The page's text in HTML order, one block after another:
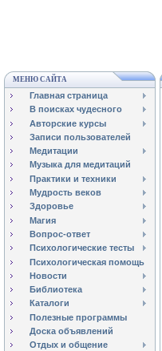
МЕНЮ САЙТА
Главная страница
В поисках чудесного
Авторские курсы
Записи пользователей
Медитации
Музыка для медитаций
Практики и техники
Мудрость веков
Здоровье
Магия
Вопрос-ответ
Психологические тесты
Психологическая помощь
Новости
Библиотека
Каталоги
Полезные программы
Доска объявлений
Отдых и общение